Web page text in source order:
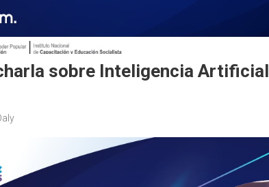
sobre Inteligencia Artificial